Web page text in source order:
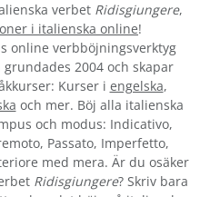
verbet Ridisgiungere,
i italienska online!
online verbböjningsverktyg
2004 och skapar
Kurser i engelska,
och mer. Böj alla italienska
och modus: Indicativo,
Passato, Imperfetto,
med mera. Är du osäker
Ridisgiungere? Skriv bara